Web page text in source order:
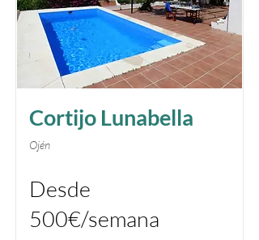
Cortijo Lunabella
Ojén
Desde
500€/semana